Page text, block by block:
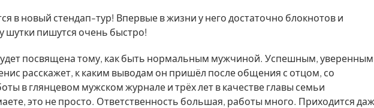
в новый стендап-тур! Впервые в жизни у него достаточно блокнотов и
шутки пишутся очень быстро!
посвящена тому, как быть нормальным мужчиной. Успешным,
расскажет, к каким выводам он пришёл после общения с отцом, со
в глянцевом мужском журнале и трёх лет в качестве главы семьи
это не просто. Ответственность большая, работы много. Приходится